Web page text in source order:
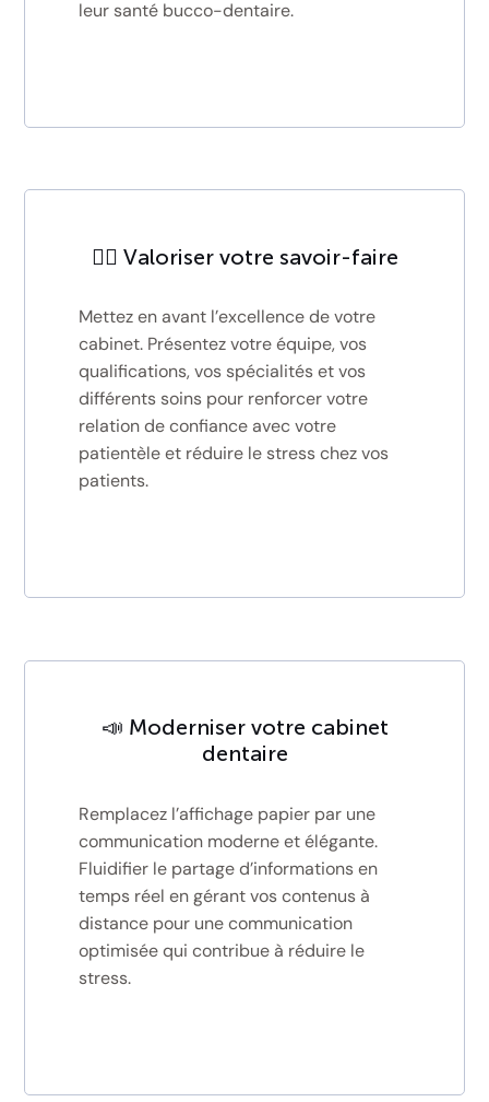
leur santé bucco-dentaire.
🧑‍⚕️ Valoriser votre savoir-faire
Mettez en avant l’excellence de votre
cabinet. Présentez votre équipe, vos
qualifications, vos spécialités et vos
différents soins pour renforcer votre
relation de confiance avec votre
patientèle et réduire le stress chez vos
patients.
📣 Moderniser votre cabinet
dentaire
Remplacez l’affichage papier par une
communication moderne et élégante.
Fluidifier le partage d’informations en
temps réel en gérant vos contenus à
distance pour une communication
optimisée qui contribue à réduire le
stress.